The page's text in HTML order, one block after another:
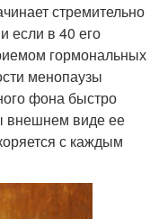
стремительно
если в 40 его
гормональных
менопаузы
фона быстро
внешнем виде ее
с каждым